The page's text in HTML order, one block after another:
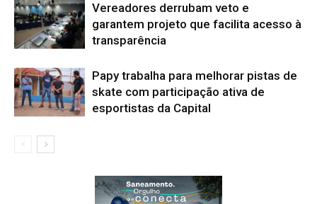
Vereadores derrubam veto e
garantem projeto que facilita acesso à
transparência
Papy trabalha para melhorar pistas de
skate com participação ativa de
esportistas da Capital